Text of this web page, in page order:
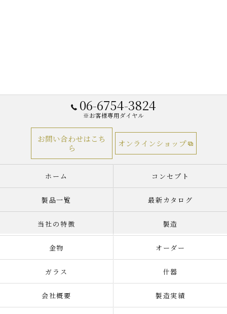
06-6754-3824
※お客様専用ダイヤル
お問い合わせはこち
ら
オンラインショップ
ホーム コンセプト
製品一覧 最新カタログ
当社の特徴 製造
金物 オーダー
ガラス 什器
会社概要 製造実績